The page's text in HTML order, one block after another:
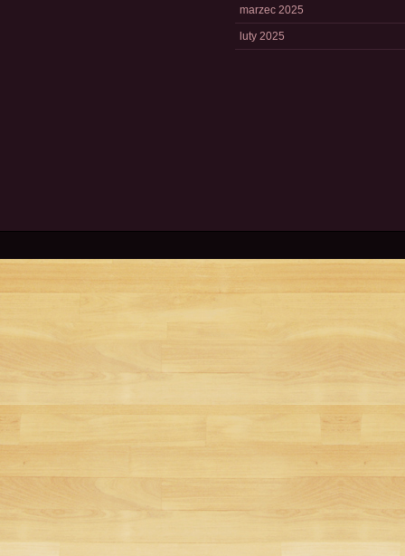
marzec 2025
luty 2025